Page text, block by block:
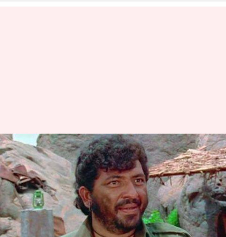
आज का इतिहास: बॉलीवुड के गब्बर
के निधन समेत जानें आज की प्रमुख
घटनाएं
लेखन मोना दीक्षित Jul 27, 2019 06:40 am
क्या है खबर?